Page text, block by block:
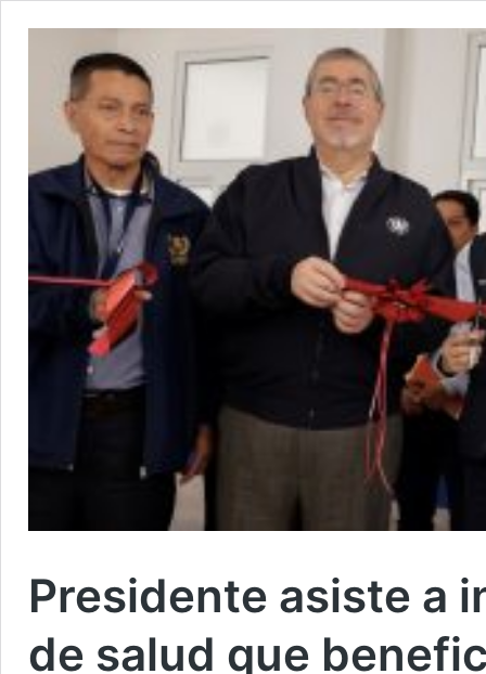
Presidente asiste a
de salud que